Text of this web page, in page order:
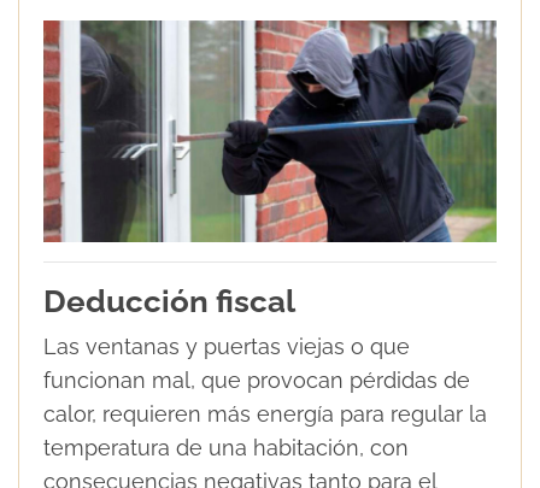
Deducción fiscal
Las ventanas y puertas viejas o que
funcionan mal, que provocan pérdidas de
calor, requieren más energía para regular la
temperatura de una habitación, con
consecuencias negativas tanto para el